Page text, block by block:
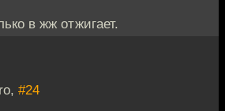
в жж отжигает.
#24